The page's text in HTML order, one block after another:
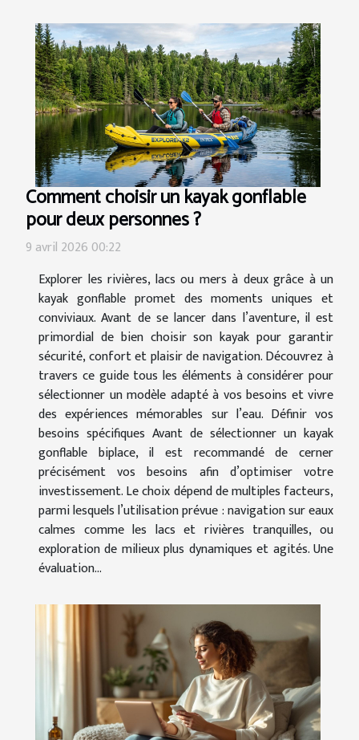
Comment choisir un kayak gonflable
pour deux personnes ?
9 avril 2026 00:22
Explorer les rivières, lacs ou mers à deux grâce à un
kayak gonflable promet des moments uniques et
conviviaux. Avant de se lancer dans l’aventure, il est
primordial de bien choisir son kayak pour garantir
sécurité, confort et plaisir de navigation. Découvrez à
travers ce guide tous les éléments à considérer pour
sélectionner un modèle adapté à vos besoins et vivre
des expériences mémorables sur l’eau. Définir vos
besoins spécifiques Avant de sélectionner un kayak
gonflable biplace, il est recommandé de cerner
précisément vos besoins afin d’optimiser votre
investissement. Le choix dépend de multiples facteurs,
parmi lesquels l’utilisation prévue : navigation sur eaux
calmes comme les lacs et rivières tranquilles, ou
exploration de milieux plus dynamiques et agités. Une
évaluation...